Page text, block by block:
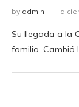
by admin
Su llegada a la
familia. Cambió